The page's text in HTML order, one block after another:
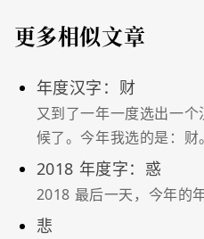
更多相似文章
年度汉字：财
又到了一年一度选出一
候了。今年我选的是：财。
2018 年度字：惑
2018 最后一天，今年的
悲